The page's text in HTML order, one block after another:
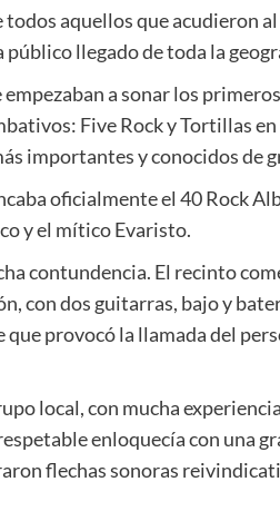
aquellos que acudieron
llegado de toda la
a sonar los
Five Rock y Tortillas
importantes y conocidos de
oficialmente el 40 Rock
y el mítico Evaristo.
contundencia. El recinto
con dos guitarras, bajo y
provocó la llamada del
local, con mucha
enloquecía con una
flechas sonoras